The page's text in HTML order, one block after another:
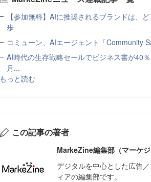
【参加無料】AIに推奨されるブランドは、
歩
コミューン、AIエージェント「Community
AI時代の生存戦略セールでビジネス書が40
月...
もっと読む
この記事の著者
MarkeZine編集部（マーケジ
デジタルを中心とした広告
ィアの編集部です。